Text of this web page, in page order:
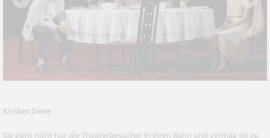
Kirsten Dene
Sie zieht nicht nur die Theaterbesucher in ihren Bann und vermag sie zu